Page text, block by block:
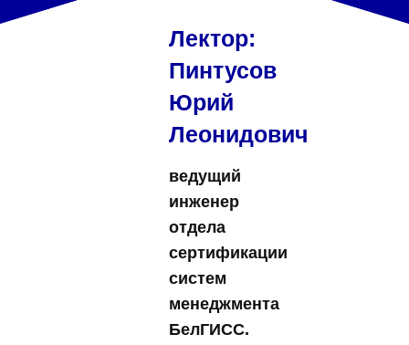
Лектор:
Пинтусов
Юрий
Леонидович
ведущий
инженер
отдела
сертификации
систем
менеджмента
БелГИСС.